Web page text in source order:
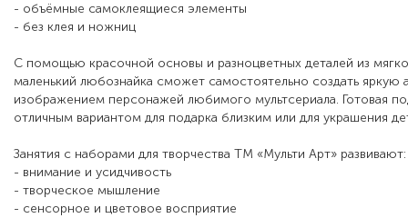
- объёмные самоклеящиеся элементы
- без клея и ножниц
С помощью красочной основы и разноцветных деталей из
маленький любознайка сможет самостоятельно создать яркую
изображением персонажей любимого мультсериала. Готовая
отличным вариантом для подарка близким или для украшения
Занятия с наборами для творчества ТМ «Мульти Арт» развивают:
- внимание и усидчивость
- творческое мышление
- сенсорное и цветовое восприятие